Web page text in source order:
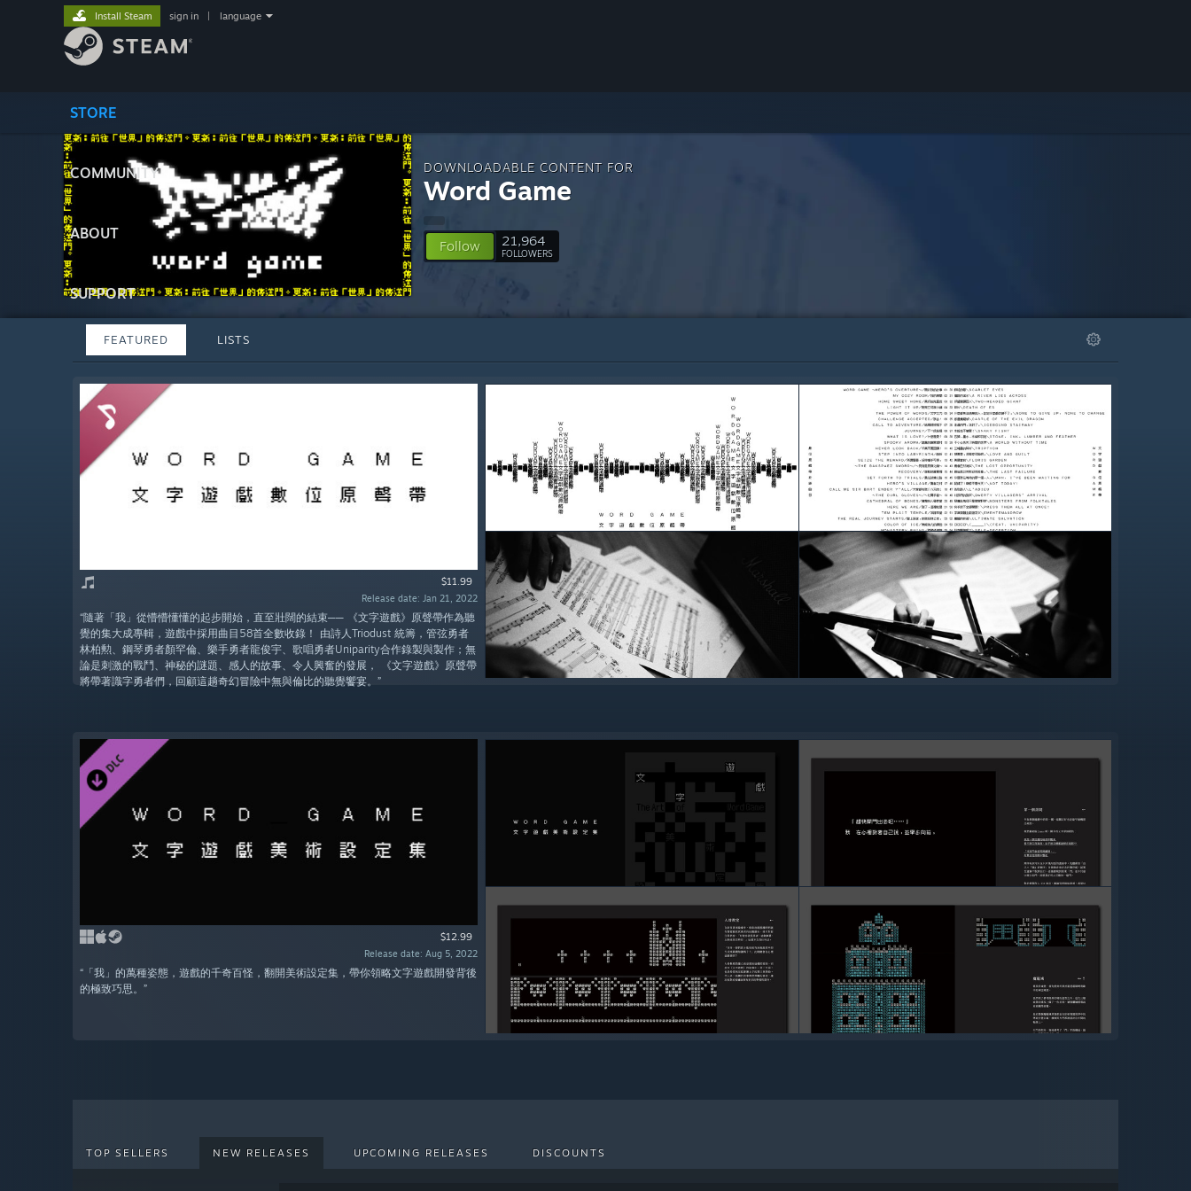
STORE
COMMUNITY
ABOUT
SUPPORT
Install Steam sign in language
DOWNLOADABLE CONTENT FOR
Word Game
Follow 21,964
FOLLOWERS
FEATURED LISTS
$11.99
Release date: Jan 21, 2022
“隨著「我」從懵懵懂懂的起步開始，直至壯闊的結束── 《文字遊戲》原聲帶作為聽
覺的集大成專輯，遊戲中採用曲目58首全數收錄！ 由詩人Triodust 統籌，管弦勇者
林柏勲、鋼琴勇者顏罕倫、樂手勇者龍俊宇、歌唱勇者Uniparity合作錄製與製作；無
論是刺激的戰鬥、神秘的謎題、感人的故事、令人興奮的發展， 《文字遊戲》原聲帶
將帶著識字勇者們，回顧這趟奇幻冒險中無與倫比的聽覺饗宴。”
$12.99
Release date: Aug 5, 2022
“「我」的萬種姿態，遊戲的千奇百怪，翻開美術設定集，帶你領略文字遊戲開發背後
的極致巧思。”
TOP SELLERS NEW RELEASES UPCOMING RELEASES DISCOUNTS